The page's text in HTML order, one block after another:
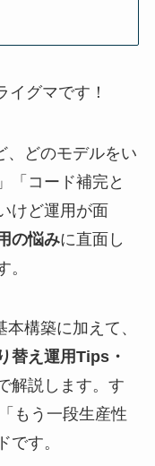
グマです！
、どのモデルをい
「コード補完と
けど運用が面
の悩みに直面し
。
構築に加えて、
替え運用Tips・
解説します。す
もう一段生産性
です。